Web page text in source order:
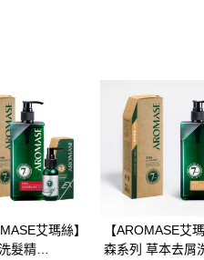
個別帳號之用戶狀況，依本公司即
訊註冊。若發現惡意使用之情形，
戶之使用額度並採取法律行動。
運費
)免運費
艾瑪絲】
髮精
【AROMASE艾
森系列 草本去屑